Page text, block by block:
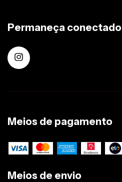
Permaneça conectado
Meios de pagamento
Meios de envio